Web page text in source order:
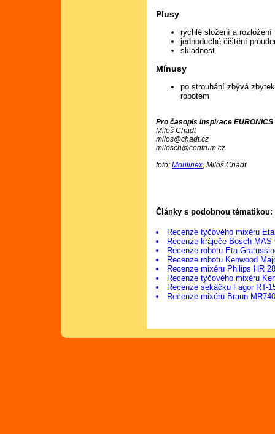
Plusy
rychlé složení a rozložení
jednoduché čištění
skladnost
Mínusy
po strouhání zbývá
robotem
Pro časopis Inspirace EURONICS
Miloš Chadt
milos@chadt.cz
milosch@centrum.cz
foto:Moulinex, Miloš Chadt
Články s podobnou tématikou:
Recenze tyčového mixéru
Recenze kráječe Bosch MAS
Recenze robotu Eta
Recenze robotu Kenwood
Recenze mixéru Philips HR
Recenze tyčového mixéru
Recenze sekáčku Fagor RT-
Recenze mixéru Braun